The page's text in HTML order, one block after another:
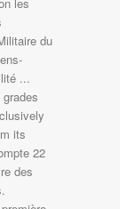
du
...
its
22
des